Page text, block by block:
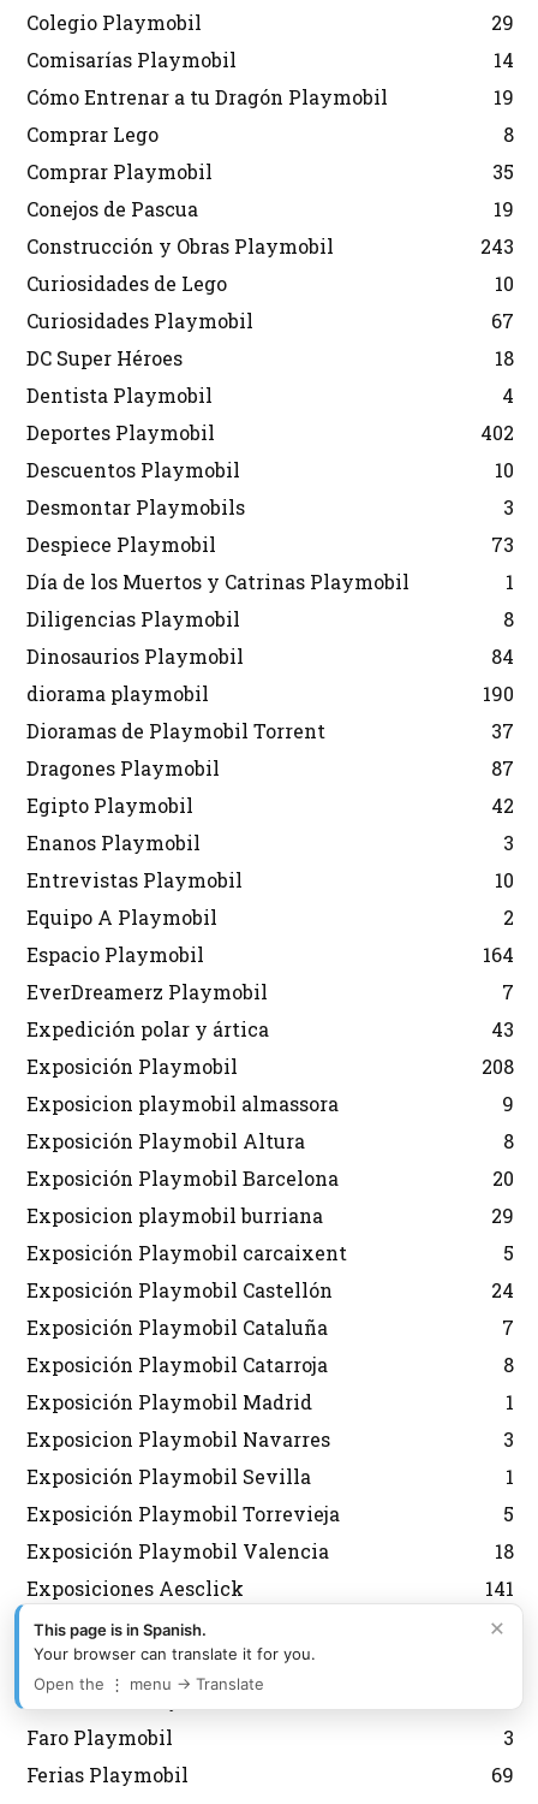
Colegio Playmobil
29
Comisarías Playmobil
14
Cómo Entrenar a tu Dragón Playmobil
19
Comprar Lego
8
Comprar Playmobil
35
Conejos de Pascua
19
Construcción y Obras Playmobil
243
Curiosidades de Lego
10
Curiosidades Playmobil
67
DC Super Héroes
18
Dentista Playmobil
4
Deportes Playmobil
402
Descuentos Playmobil
10
Desmontar Playmobils
3
Despiece Playmobil
73
Día de los Muertos y Catrinas Playmobil
1
Diligencias Playmobil
8
Dinosaurios Playmobil
84
diorama playmobil
190
Dioramas de Playmobil Torrent
37
Dragones Playmobil
87
Egipto Playmobil
42
Enanos Playmobil
3
Entrevistas Playmobil
10
Equipo A Playmobil
2
Espacio Playmobil
164
EverDreamerz Playmobil
7
Expedición polar y ártica
43
Exposición Playmobil
208
Exposicion playmobil almassora
9
Exposición Playmobil Altura
8
Exposición Playmobil Barcelona
20
Exposicion playmobil burriana
29
Exposición Playmobil carcaixent
5
Exposición Playmobil Castellón
24
Exposición Playmobil Cataluña
7
Exposición Playmobil Catarroja
8
Exposición Playmobil Madrid
1
Exposicion Playmobil Navarres
3
Exposición Playmobil Sevilla
1
Exposición Playmobil Torrevieja
5
Exposición Playmobil Valencia
18
Exposiciones Aesclick
141
Family Fun Playmobil
22
Famobil
Fantasmas Playmobil
Faro Playmobil
3
Ferias Playmobil
69
×
This page is in Spanish.
Your browser can translate it for you.
Open the ⋮ menu → Translate